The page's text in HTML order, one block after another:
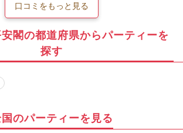
口コミをもっと見る
閣の都道府県からパーティーを
探す
のパーティーを見る